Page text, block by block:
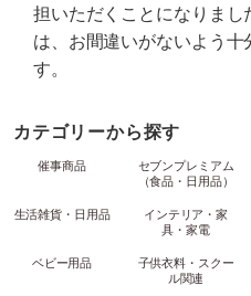
担いただくことになりま
は、お間違いがないよう十
す。
カテゴリーから探す
催事商品
セブンプレミアム
（食品・日用品）
生活雑貨・日用品
インテリア・家
具・家電
ベビー用品
子供衣料・スクー
ル関連